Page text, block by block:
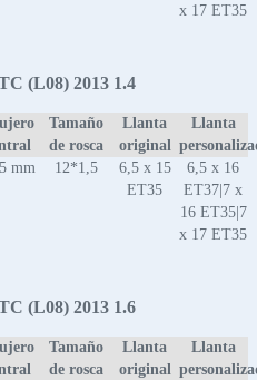
x 17 ET35
(L08) 2013 1.4
Tamaño
de rosca
Llanta
original
Llanta
mm 12*1,5
6,5 x 15
ET35
6,5 x 16
ET37|7 x
16 ET35|7
x 17 ET35
(L08) 2013 1.6
Tamaño
de rosca
Llanta
original
Llanta